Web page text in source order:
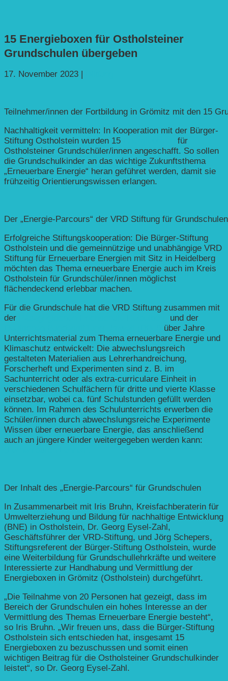
15 Energieboxen für Ostholsteiner
Grundschulen übergeben
17. November 2023 |
Teilnehmer/innen der Fortbildung in Grömitz mit den 15
Nachhaltigkeit vermitteln: In Kooperation mit der Bürger-
Stiftung Ostholstein wurden 15
für
Ostholsteiner Grundschüler/innen angeschafft. So sollen
die Grundschulkinder an das wichtige Zukunftsthema
„Erneuerbare Energie“ heran geführet werden, damit sie
frühzeitig Orientierungswissen erlangen.
Der „Energie-Parcours“ der VRD Stiftung für Grundschulen
Erfolgreiche Stiftungskooperation: Die Bürger-Stiftung
Ostholstein und die gemeinnützige und unabhängige VRD
Stiftung für Erneuerbare Energien mit Sitz in Heidelberg
möchten das Thema erneuerbare Energie auch im Kreis
Ostholstein für Grundschüler/innen möglichst
flächendeckend erlebbar machen.
Für die Grundschule hat die VRD Stiftung zusammen mit
der
und der
über Jahre
Unterrichtsmaterial zum Thema erneuerbare Energie und
Klimaschutz entwickelt: Die abwechslungsreich
gestalteten Materialien aus Lehrerhandreichung,
Forscherheft und Experimenten sind z. B. im
Sachunterricht oder als extra-curriculare Einheit in
verschiedenen Schulfächern für dritte und vierte Klasse
einsetzbar, wobei ca. fünf Schulstunden gefüllt werden
können. Im Rahmen des Schulunterrichts erwerben die
Schüler/innen durch abwechslungsreiche Experimente
Wissen über erneuerbare Energie, das anschließend
auch an jüngere Kinder weitergegeben werden kann:
Der Inhalt des „Energie-Parcours“ für Grundschulen
In Zusammenarbeit mit Iris Bruhn, Kreisfachberaterin für
Umwelterziehung und Bildung für nachhaltige Entwicklung
(BNE) in Ostholstein, Dr. Georg Eysel-Zahl,
Geschäftsführer der VRD-Stiftung, und Jörg Schepers,
Stiftungsreferent der Bürger-Stiftung Ostholstein, wurde
eine Weiterbildung für Grundschullehrkräfte und weitere
Interessierte zur Handhabung und Vermittlung der
Energieboxen in Grömitz (Ostholstein) durchgeführt.
„Die Teilnahme von 20 Personen hat gezeigt, dass im
Bereich der Grundschulen ein hohes Interesse an der
Vermittlung des Themas Erneuerbare Energie besteht“,
so Iris Bruhn. „Wir freuen uns, dass die Bürger-Stiftung
Ostholstein sich entschieden hat, insgesamt 15
Energieboxen zu bezuschussen und somit einen
wichtigen Beitrag für die Ostholsteiner Grundschulkinder
leistet“, so Dr. Georg Eysel-Zahl.